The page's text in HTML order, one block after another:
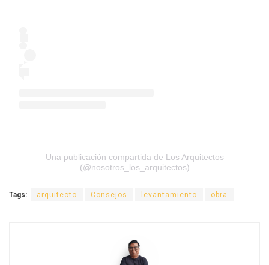
Una publicación compartida de Los Arquitectos
(@nosotros_los_arquitectos)
Tags: arquitecto Consejos levantamiento obra